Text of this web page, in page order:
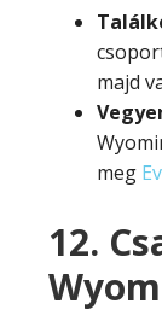
majd
meg
12.